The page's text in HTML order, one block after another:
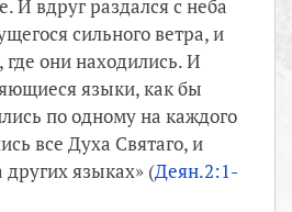
И вдруг раздался с неба
сильного ветра, и
они находились. И
языки, как бы
по одному на каждого
все Духа Святаго, и
других языках» (Деян.2:1-